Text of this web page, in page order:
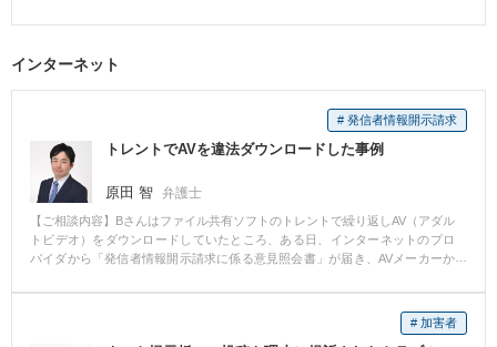
な過去の裁判例をもとに強く主張した結果、こちらの過失を5%まで抑える
コーダーの映像がはっきりと残っていた点が最大の勝因です。直進車と進路
き出して主張できました。万が一のトラブルに備え、ドライブレコーダーの
装着を強くおすすめします。
インターネット
# 発信者情報開示請求
トレントでAVを違法ダウンロードした事例
原田 智 弁護士
【ご相談内容】Bさんはファイル共有ソフトのトレントで繰り返しAV（アダル
トビデオ）をダウンロードしていたところ、ある日、インターネットのプロ
バイダから「発信者情報開示請求に係る意見照会書」が届き、AVメーカーか
頼しました。 トレントによるAVのダウンロード、アップロードが著作権侵害
となることは明らかでしたので、早急に示談で解決する方針となりました。
開示請求を受けていた作品以外にも複数の作品のダウンロードがありました
# 加害者